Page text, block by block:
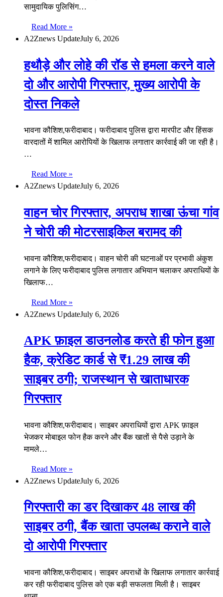
सामुदायिक पुलिसिंग…
Read More »
A2Znews UpdateJuly 6, 2026
हथौड़े और लोहे की रॉड से हमला करने वाले
दो और आरोपी गिरफ्तार, मुख्य आरोपी के
दोस्त निकले
भावना कौशिश,फरीदाबाद। फरीदाबाद पुलिस द्वारा मारपीट और हिंसक
वारदातों में शामिल आरोपियों के खिलाफ लगातार कार्रवाई की जा रही है।
…
Read More »
A2Znews UpdateJuly 6, 2026
वाहन चोर गिरफ्तार, अपराध शाखा ऊंचा गांव
ने चोरी की मोटरसाइकिल बरामद की
भावना कौशिश,फरीदाबाद। वाहन चोरी की घटनाओं पर प्रभावी अंकुश
लगाने के लिए फरीदाबाद पुलिस लगातार अभियान चलाकर अपराधियों के
खिलाफ…
Read More »
A2Znews UpdateJuly 6, 2026
APK फ़ाइल डाउनलोड करते ही फोन हुआ
हैक, क्रेडिट कार्ड से ₹1.29 लाख की
साइबर ठगी; राजस्थान से खाताधारक
गिरफ्तार
भावना कौशिश,फरीदाबाद। साइबर अपराधियों द्वारा APK फ़ाइल
भेजकर मोबाइल फोन हैक करने और बैंक खातों से पैसे उड़ाने के
मामले…
Read More »
A2Znews UpdateJuly 6, 2026
गिरफ्तारी का डर दिखाकर 48 लाख की
साइबर ठगी, बैंक खाता उपलब्ध कराने वाले
दो आरोपी गिरफ्तार
भावना कौशिश,फरीदाबाद। साइबर अपराधों के खिलाफ लगातार कार्रवाई
कर रही फरीदाबाद पुलिस को एक बड़ी सफलता मिली है। साइबर